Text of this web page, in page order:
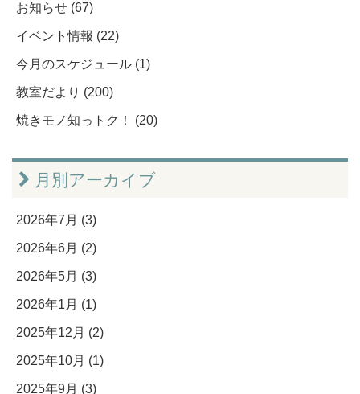
お知らせ (67)
イベント情報 (22)
今月のスケジュール (1)
教室だより (200)
焼きモノ知っトク！ (20)
月別アーカイブ
2026年7月 (3)
2026年6月 (2)
2026年5月 (3)
2026年1月 (1)
2025年12月 (2)
2025年10月 (1)
2025年9月 (3)